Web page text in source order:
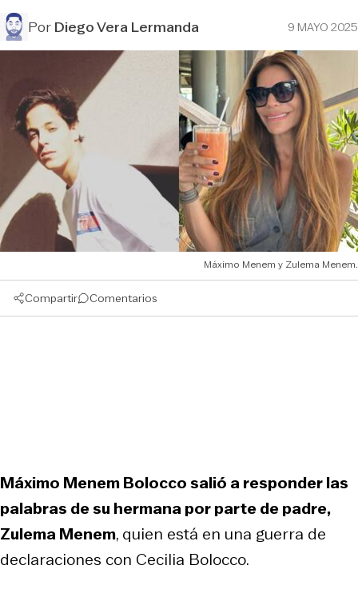
PorDiego Vera Lermanda 9 MAYO 2025
Máximo Menem y Zulema Menem.
Compartir Comentarios
Máximo Menem Bolocco salió a responder las
palabras de su hermana por parte de padre,
Zulema Menem, quien está en una guerra de
declaraciones con Cecilia Bolocco.